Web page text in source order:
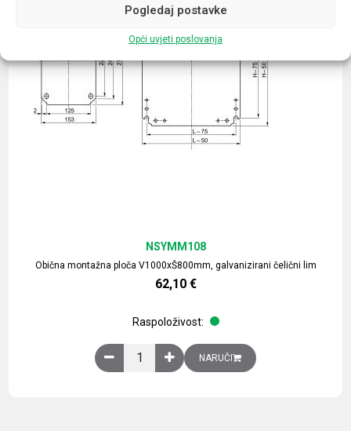
Pogledaj postavke
Opći uvjeti poslovanja
Obična montažna ploča V1000xŠ800mm, galvanizirani čelični lim
NSYMM108
62,10 €
Raspoloživost:
Obična montažna ploča V1000xŠ800mm,
NARUČI